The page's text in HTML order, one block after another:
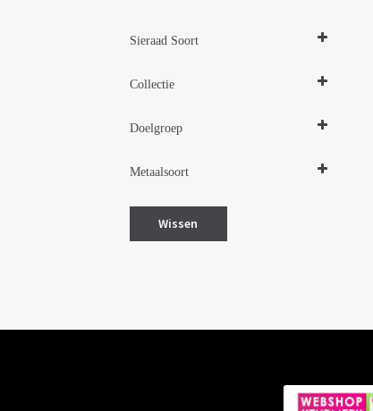
Sieraad Soort
Collectie
Parelsieraden Zilver
Doelgroep
Metaalsoort
Wissen